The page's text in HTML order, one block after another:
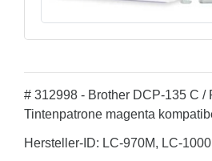
# 312998 - Brother DCP-135 C /
Tintenpatrone magenta
Hersteller-ID: LC-970M, LC-